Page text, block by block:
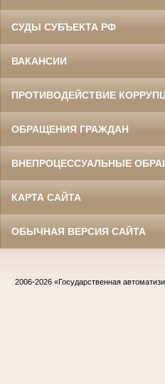
СУДЫ СУБЪЕКТА РФ
ВАКАНСИИ
ПРОТИВОДЕЙСТВИЕ
ОБРАЩЕНИЯ ГРАЖДАН
ВНЕПРОЦЕССУАЛЬНЫЕ
КАРТА САЙТА
ОБЫЧНАЯ ВЕРСИЯ САЙТА
2006-2026 «Государственная